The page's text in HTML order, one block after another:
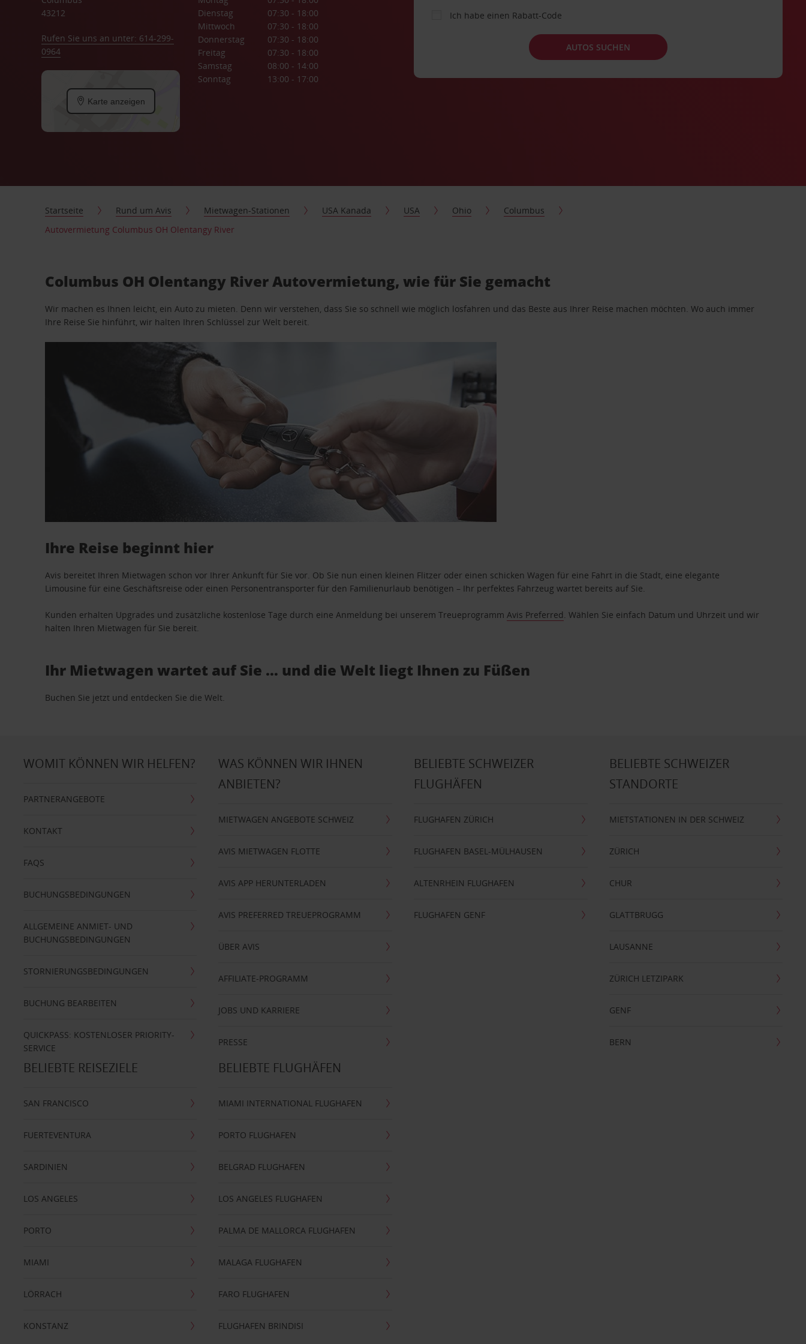
43212
Rufen Sie uns an unter: 614-299-
0964
Karte anzeigen
Dienstag
07:30 - 18:00
Mittwoch
07:30 - 18:00
Donnerstag
07:30 - 18:00
Freitag
07:30 - 18:00
Samstag
08:00 - 14:00
Sonntag
13:00 - 17:00
Ich habe einen Rabatt-Code
AUTOS SUCHEN
Startseite Rund um Avis Mietwagen-Stationen USA Kanada USA Ohio
Columbus
Autovermietung Columbus OH Olentangy River
Columbus OH Olentangy River Autovermietung, wie für Sie gemacht
Wir machen es Ihnen leicht, ein Auto zu mieten. Denn wir verstehen, dass Sie so schnell wie möglich losfahren und das Beste aus Ihrer Reise machen möchten. Wo auch immer
Ihre Reise Sie hinführt, wir halten Ihren Schlüssel zur Welt bereit.
Ihre Reise beginnt hier
Avis bereitet Ihren Mietwagen schon vor Ihrer Ankunft für Sie vor. Ob Sie nun einen kleinen Flitzer oder einen schicken Wagen für eine Fahrt in die Stadt, eine elegante
Limousine für eine Geschäftsreise oder einen Personentransporter für den Familienurlaub benötigen – Ihr perfektes Fahrzeug wartet bereits auf Sie.
Kunden erhalten Upgrades und zusätzliche kostenlose Tage durch eine Anmeldung bei unserem TreueprogrammAvis Preferred. Wählen Sie einfach Datum und Uhrzeit und wir
halten Ihren Mietwagen für Sie bereit.
Ihr Mietwagen wartet auf Sie … und die Welt liegt Ihnen zu Füßen
Buchen Sie jetzt und entdecken Sie die Welt.
WOMIT KÖNNEN WIR HELFEN?
PARTNERANGEBOTE
KONTAKT
FAQS
BUCHUNGSBEDINGUNGEN
ALLGEMEINE ANMIET- UND
BUCHUNGSBEDINGUNGEN
STORNIERUNGSBEDINGUNGEN
BUCHUNG BEARBEITEN
QUICKPASS: KOSTENLOSER PRIORITY-
SERVICE
WAS KÖNNEN WIR IHNEN
ANBIETEN?
MIETWAGEN ANGEBOTE SCHWEIZ
AVIS MIETWAGEN FLOTTE
AVIS APP HERUNTERLADEN
AVIS PREFERRED TREUEPROGRAMM
ÜBER AVIS
AFFILIATE-PROGRAMM
JOBS UND KARRIERE
PRESSE
BELIEBTE SCHWEIZER
FLUGHÄFEN
FLUGHAFEN ZÜRICH
FLUGHAFEN BASEL-MÜLHAUSEN
ALTENRHEIN FLUGHAFEN
FLUGHAFEN GENF
BELIEBTE SCHWEIZER
STANDORTE
MIETSTATIONEN IN DER SCHWEIZ
ZÜRICH
CHUR
GLATTBRUGG
LAUSANNE
ZÜRICH LETZIPARK
GENF
BERN
BELIEBTE REISEZIELE
SAN FRANCISCO
FUERTEVENTURA
SARDINIEN
LOS ANGELES
PORTO
MIAMI
LÖRRACH
KONSTANZ
BELIEBTE FLUGHÄFEN
MIAMI INTERNATIONAL FLUGHAFEN
PORTO FLUGHAFEN
BELGRAD FLUGHAFEN
LOS ANGELES FLUGHAFEN
PALMA DE MALLORCA FLUGHAFEN
MALAGA FLUGHAFEN
FARO FLUGHAFEN
FLUGHAFEN BRINDISI